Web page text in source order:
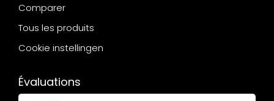
Comparer
Tous les produits
Cookie instellingen
Évaluations